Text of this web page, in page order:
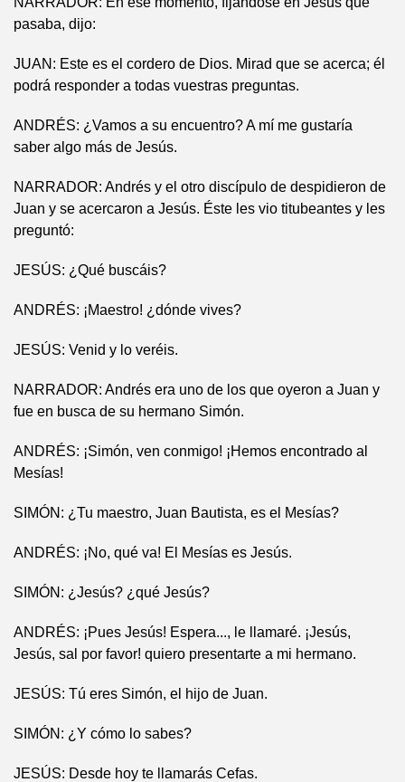
pasaba, dijo:
JUAN: Este es el cordero de Dios. Mirad que se acerca; él
podrá responder a todas vuestras preguntas.
ANDRÉS: ¿Vamos a su encuentro? A mí me gustaría
saber algo más de Jesús.
NARRADOR: Andrés y el otro discípulo de despidieron de
Juan y se acercaron a Jesús. Éste les vio titubeantes y les
preguntó:
JESÚS: ¿Qué buscáis?
ANDRÉS: ¡Maestro! ¿dónde vives?
JESÚS: Venid y lo veréis.
NARRADOR: Andrés era uno de los que oyeron a Juan y
fue en busca de su hermano Simón.
ANDRÉS: ¡Simón, ven conmigo! ¡Hemos encontrado al
Mesías!
SIMÓN: ¿Tu maestro, Juan Bautista, es el Mesías?
ANDRÉS: ¡No, qué va! El Mesías es Jesús.
SIMÓN: ¿Jesús? ¿qué Jesús?
ANDRÉS: ¡Pues Jesús! Espera..., le llamaré. ¡Jesús,
Jesús, sal por favor! quiero presentarte a mi hermano.
JESÚS: Tú eres Simón, el hijo de Juan.
SIMÓN: ¿Y cómo lo sabes?
JESÚS: Desde hoy te llamarás Cefas.